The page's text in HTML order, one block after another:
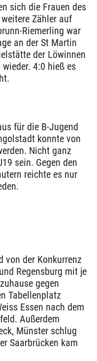
sich die Frauen des
Zähler auf
Riemerling war
an der St Martin
der Löwinnen
4:0 hieß es
für die B-Jugend
konnte von
Nicht ganz
sein. Gegen den
reichte es nur
von der Konkurrenz
Regensburg mit je
gegen
Tabellenplatz
Essen nach dem
Außerdem
Münster schlug
Saarbrücken kam